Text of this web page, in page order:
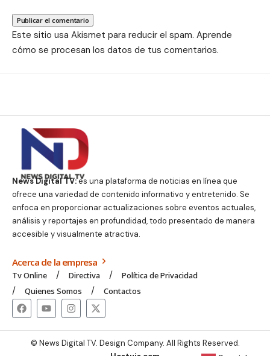
Este sitio usa Akismet para reducir el spam. Aprende
cómo se procesan los datos de tus comentarios.
News Digital TV:es una plataforma de noticias en línea que
ofrece una variedad de contenido informativo y entretenido. Se
enfoca en proporcionar actualizaciones sobre eventos actuales,
análisis y reportajes en profundidad, todo presentado de manera
accesible y visualmente atractiva.
Acerca de la empresa
Tv Online Directiva
Política de Privacidad
Quienes Somos
Contactos
© News Digital TV. Design Company. All Rights Reserved.